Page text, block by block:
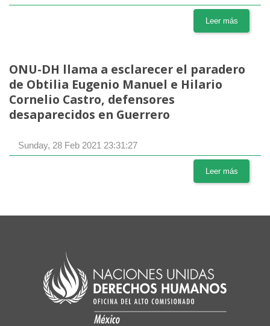
Leer más
ONU-DH llama a esclarecer el paradero
de Obtilia Eugenio Manuel e Hilario
Cornelio Castro, defensores
desaparecidos en Guerrero
Sunday, 28 Feb 2021 23:31:27
Leer más